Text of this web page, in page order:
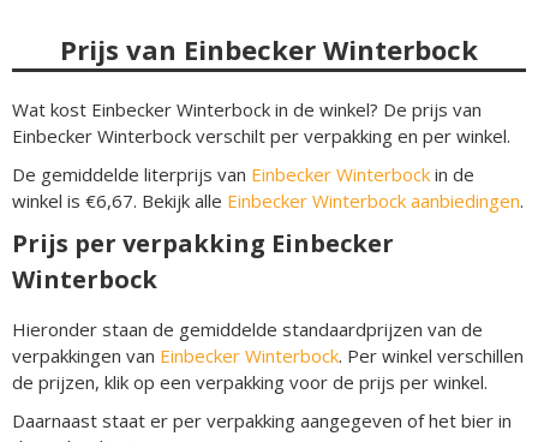
Prijs van Einbecker Winterbock
Wat kost Einbecker Winterbock in de winkel? De prijs van
Einbecker Winterbock verschilt per verpakking en per winkel.
De gemiddelde literprijs van Einbecker Winterbock in de
winkel is €6,67. Bekijk alle Einbecker Winterbock aanbiedingen.
Prijs per verpakking Einbecker
Winterbock
Hieronder staan de gemiddelde standaardprijzen van de
verpakkingen van Einbecker Winterbock. Per winkel verschillen
de prijzen, klik op een verpakking voor de prijs per winkel.
Daarnaast staat er per verpakking aangegeven of het bier in